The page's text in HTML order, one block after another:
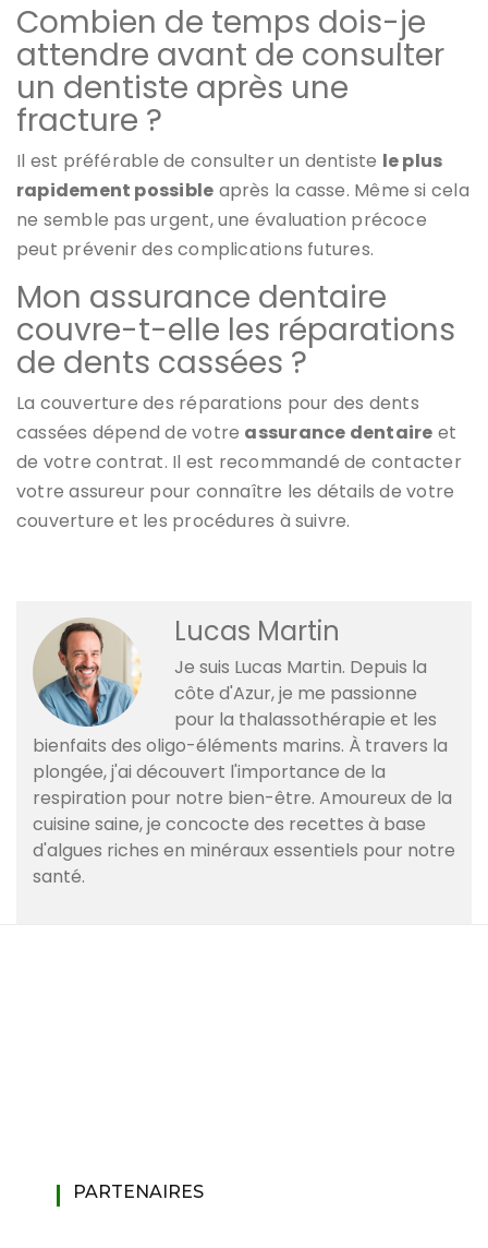
Combien de temps dois-je
attendre avant de consulter
un dentiste après une
fracture ?
Il est préférable de consulter un dentiste le plus
rapidement possible après la casse. Même si cela
ne semble pas urgent, une évaluation précoce
peut prévenir des complications futures.
Mon assurance dentaire
couvre-t-elle les réparations
de dents cassées ?
La couverture des réparations pour des dents
cassées dépend de votre assurance dentaire et
de votre contrat. Il est recommandé de contacter
votre assureur pour connaître les détails de votre
couverture et les procédures à suivre.
Lucas Martin
Je suis Lucas Martin. Depuis la
côte d'Azur, je me passionne
pour la thalassothérapie et les
bienfaits des oligo-éléments marins. À travers la
plongée, j'ai découvert l'importance de la
respiration pour notre bien-être. Amoureux de la
cuisine saine, je concocte des recettes à base
d'algues riches en minéraux essentiels pour notre
santé.
PARTENAIRES